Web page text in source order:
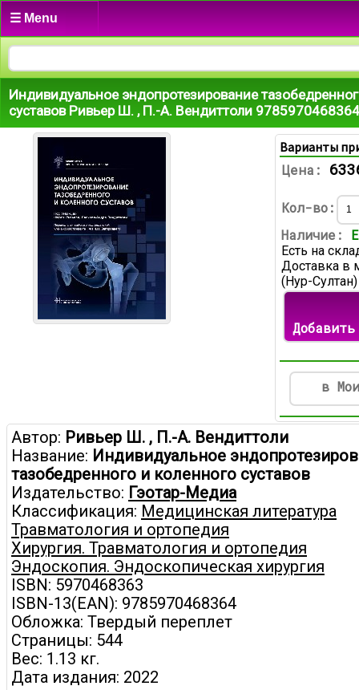
☰ Menu
Индивидуальное эндопротезирование
суставов Ривьер Ш. , П.-А. Вендиттоли 9785970468364
Варианты
Цена:
Кол-во:
Наличие:
Есть на
Доставка в
(Нур-
в
Автор: Ривьер Ш. , П.-А. Вендиттоли
Название: Индивидуальное
тазобедренного и коленного суставов
Издательство: Гэотар-Медиа
Классификация: Медицинская литература
Травматология и ортопедия
Хирургия. Травматология и ортопедия
Эндоскопия. Эндоскопическая хирургия
ISBN: 5970468363
ISBN-13(EAN): 9785970468364
Обложка: Твердый переплет
Страницы: 544
Вес: 1.13 кг.
Дата издания: 2022